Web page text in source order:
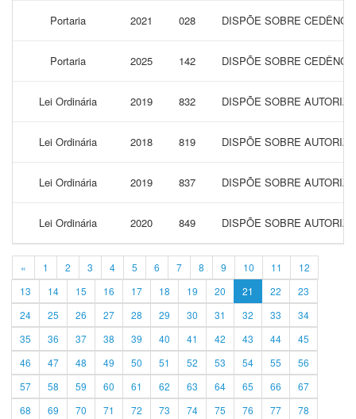
Portaria 2021 028 DISPÕE SOBRE
Portaria 2025 142 DISPÕE SOBRE
Lei Ordinária 2019 832 DISPÕE SOBRE
Lei Ordinária 2018 819 DISPÕE SOBRE
Lei Ordinária 2019 837 DISPÕE SOBRE
Lei Ordinária 2020 849 DISPÕE SOBRE
« 1 2 3 4 5 6 7 8 9 10 11
12
13
14 15 16 17 18 19 20 21 22
23
24
25 26 27 28 29 30 31 32 33
34
35
36 37 38 39 40 41 42 43 44
45
46
47 48 49 50 51 52 53 54 55
56
57
58 59 60 61 62 63 64 65 66
67
68
69 70 71 72 73 74 75 76 77 78